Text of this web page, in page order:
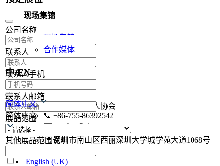
现场集锦
现场集锦
合作媒体
联系方式
深圳市机器人协会
📞 +86-755-86392542
✉️szrobot@siat.ac.cn
📍深圳市南山区西丽深圳大学城学苑大道1068号
English (UK)
公司名称
联系人
联系人手机
联系人邮箱
展品范围
其他展品范围说明
中/EN
简体中文
简体中文